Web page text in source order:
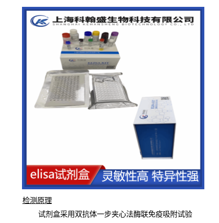
检测原理
试剂盒采用双抗体一步夹心法酶联免疫吸附试验